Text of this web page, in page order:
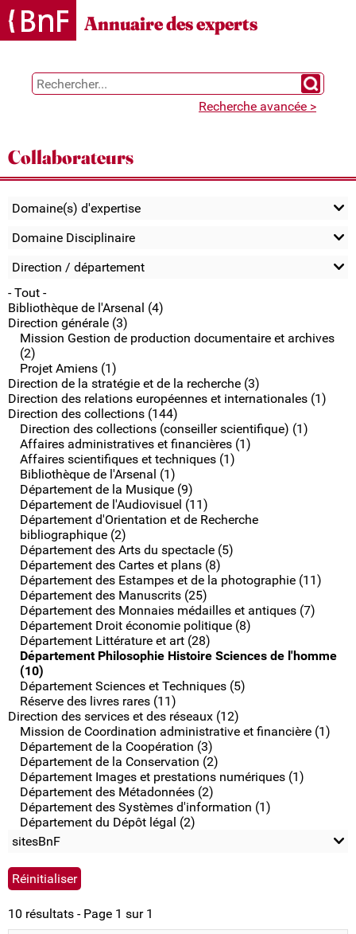
Gestion des cookies
Annuaire des experts
Chercher
Recherche avancée >
Collaborateurs
Domaine(s) d'expertise
Domaine Disciplinaire
Direction / département
- Tout -
Bibliothèque de l'Arsenal (4)
Direction générale (3)
Mission Gestion de production documentaire et archives
(2)
Projet Amiens (1)
Direction de la stratégie et de la recherche (3)
Direction des relations européennes et internationales (1)
Direction des collections (144)
Direction des collections (conseiller scientifique) (1)
Affaires administratives et financières (1)
Affaires scientifiques et techniques (1)
Bibliothèque de l'Arsenal (1)
Département de la Musique (9)
Département de l'Audiovisuel (11)
Département d'Orientation et de Recherche
bibliographique (2)
Département des Arts du spectacle (5)
Département des Cartes et plans (8)
Département des Estampes et de la photographie (11)
Département des Manuscrits (25)
Département des Monnaies médailles et antiques (7)
Département Droit économie politique (8)
Département Littérature et art (28)
Département Philosophie Histoire Sciences de l'homme
(10)
Département Sciences et Techniques (5)
Réserve des livres rares (11)
Direction des services et des réseaux (12)
Mission de Coordination administrative et financière (1)
Département de la Coopération (3)
Département de la Conservation (2)
Département Images et prestations numériques (1)
Département des Métadonnées (2)
Département des Systèmes d'information (1)
Département du Dépôt légal (2)
sitesBnF
10 résultats - Page 1 sur 1